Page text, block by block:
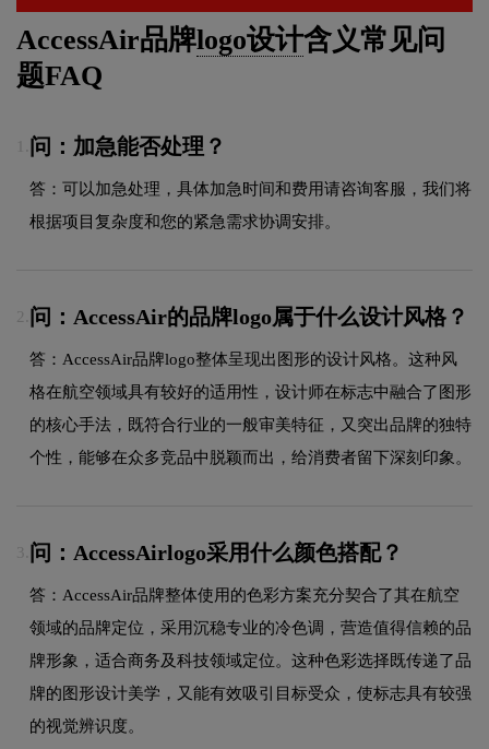
AccessAir品牌logo设计含义常见问
题FAQ
问：加急能否处理？
答：可以加急处理，具体加急时间和费用请咨询客服，我们将
根据项目复杂度和您的紧急需求协调安排。
2. 问：AccessAir的品牌logo属于什么设计风格？
答：AccessAir品牌logo整体呈现出图形的设计风格。这种风
格在航空领域具有较好的适用性，设计师在标志中融合了图形
的核心手法，既符合行业的一般审美特征，又突出品牌的独特
个性，能够在众多竞品中脱颖而出，给消费者留下深刻印象。
3. 问：AccessAirlogo采用什么颜色搭配？
答：AccessAir品牌整体使用的色彩方案充分契合了其在航空
领域的品牌定位，采用沉稳专业的冷色调，营造值得信赖的品
牌形象，适合商务及科技领域定位。这种色彩选择既传递了品
牌的图形设计美学，又能有效吸引目标受众，使标志具有较强
的视觉辨识度。